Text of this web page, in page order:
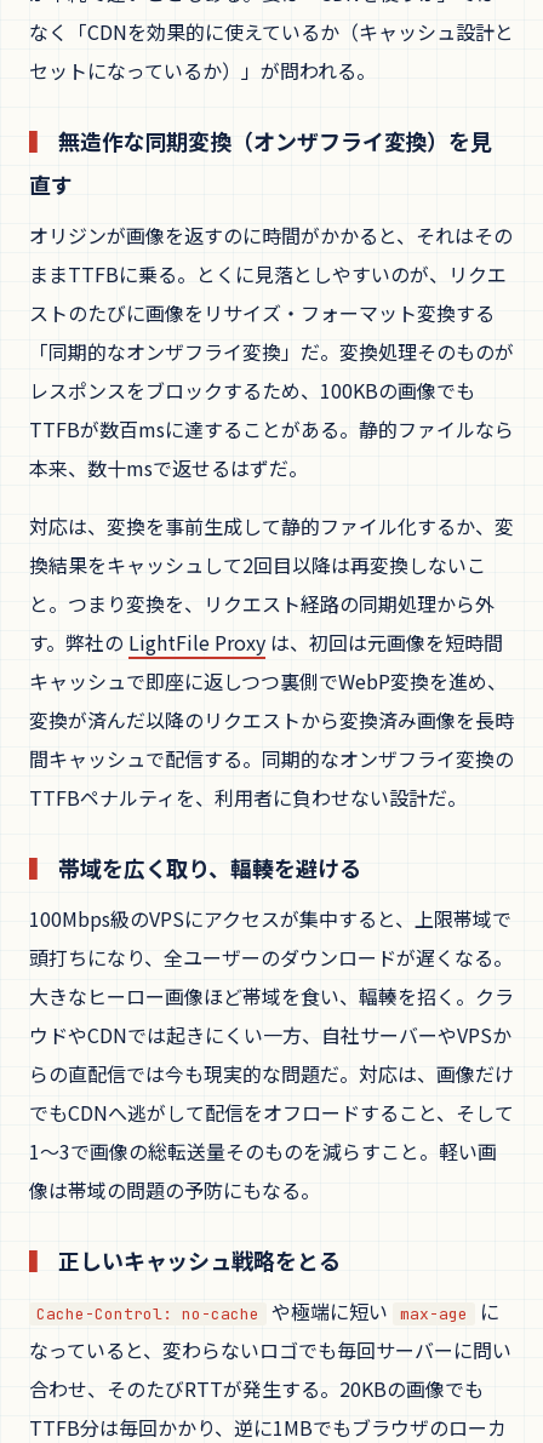
なく「CDNを効果的に使えているか（キャッシュ設計と
セットになっているか）」が問われる。
無造作な同期変換（オンザフライ変換）を見
直す
オリジンが画像を返すのに時間がかかると、それはその
ままTTFBに乗る。とくに見落としやすいのが、リクエ
ストのたびに画像をリサイズ・フォーマット変換する
「同期的なオンザフライ変換」だ。変換処理そのものが
レスポンスをブロックするため、100KBの画像でも
TTFBが数百msに達することがある。静的ファイルなら
本来、数十msで返せるはずだ。
対応は、変換を事前生成して静的ファイル化するか、変
換結果をキャッシュして2回目以降は再変換しないこ
と。つまり変換を、リクエスト経路の同期処理から外
す。弊社の LightFile Proxy は、初回は元画像を短時間
キャッシュで即座に返しつつ裏側でWebP変換を進め、
変換が済んだ以降のリクエストから変換済み画像を長時
間キャッシュで配信する。同期的なオンザフライ変換の
TTFBペナルティを、利用者に負わせない設計だ。
帯域を広く取り、輻輳を避ける
100Mbps級のVPSにアクセスが集中すると、上限帯域で
頭打ちになり、全ユーザーのダウンロードが遅くなる。
大きなヒーロー画像ほど帯域を食い、輻輳を招く。クラ
ウドやCDNでは起きにくい一方、自社サーバーやVPSか
らの直配信では今も現実的な問題だ。対応は、画像だけ
でもCDNへ逃がして配信をオフロードすること、そして
1〜3で画像の総転送量そのものを減らすこと。軽い画
像は帯域の問題の予防にもなる。
正しいキャッシュ戦略をとる
Cache-Control: no-cache や極端に短い max-age
に
なっていると、変わらないロゴでも毎回サーバーに問い
合わせ、そのたびRTTが発生する。20KBの画像でも
TTFB分は毎回かかり、逆に1MBでもブラウザのローカ